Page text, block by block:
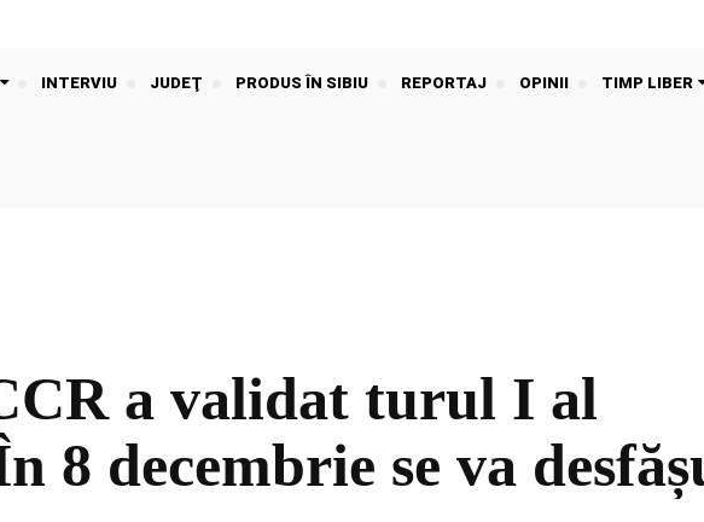
INTERVIU JUDEŢ PRODUS ÎN SIBIU REPORTAJ OPINII TIMP LIBER
a validat turul I al
8 decembrie se va